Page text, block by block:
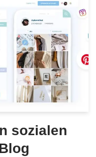
sozialen